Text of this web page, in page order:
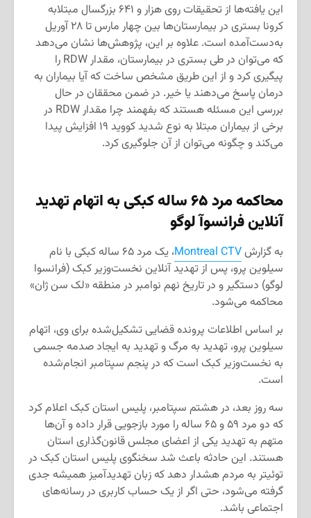
این یافته‌ها از تحقیقات روی هزار و ۶۴۱ بزرگسال مبتلابه
کرونا بستری در بیمارستان‌ها بین چهار مارس تا ۲۸ آوریل
به‌دست‌آمده است. علاوه بر این، پژوهش‌ها نشان می‌دهد
که می‌توان در طی بستری در بیمارستان، مقدار RDW را
پیگیری كرد و از این طریق مشخص ساخت که آیا بیماران به
درمان پاسخ می‌دهند یا خیر. در ضمن محققان در حال
بررسی این مسئله هستند که بفهمند چرا مقدار RDW در
برخی از بیماران مبتلا به نوع شدید کووید ۱۹ افزایش پیدا
می‌کند و چگونه می‌توان از آن جلوگیری کرد.
محاکمه مرد ۶۵ ساله کبکی به اتهام تهدید
آنلاین فرانسوآ لوگو
به گزارشMontreal CTV
، یک مرد ۶۵ ساله کبکی با نام
سیلوین پرو، پس از تهدید آنلاین نخست‌وزیر کبک (فرانسوا
لوگو) دستگیر و در تاریخ نهم نوامبر در منطقه «لک سن ژان»
محاکمه می‌شود.
بر اساس اطلاعات پرونده قضایی تشکیل‌شده برای وی، اتهام
سیلوین پرو، تهدید به مرگ و تهدید به ایجاد صدمه جسمی
به نخست‌وزیر کبک است که در پنجم سپتامبر انجام‌شده
است.
سه روز بعد، در هشتم سپتامبر، پلیس استان کبک اعلام کرد
که دو مرد ۵۹ و ۶۵ ساله را مورد بازجویی قرار داده و آن‌ها
متهم به تهدید یکی از اعضای مجلس قانون‌گذاری استان
هستند. این حادثه باعث شد سخنگوی پلیس استان كبک در
توئیتر به مردم هشدار دهد كه زبان تهدیدآمیز همیشه جدی
گرفته می‌شود، حتی اگر از یک حساب کاربری در رسانه‌های
اجتماعی باشد.